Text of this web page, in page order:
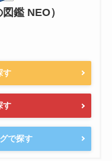
鑑 NEO）
す
す
で探す